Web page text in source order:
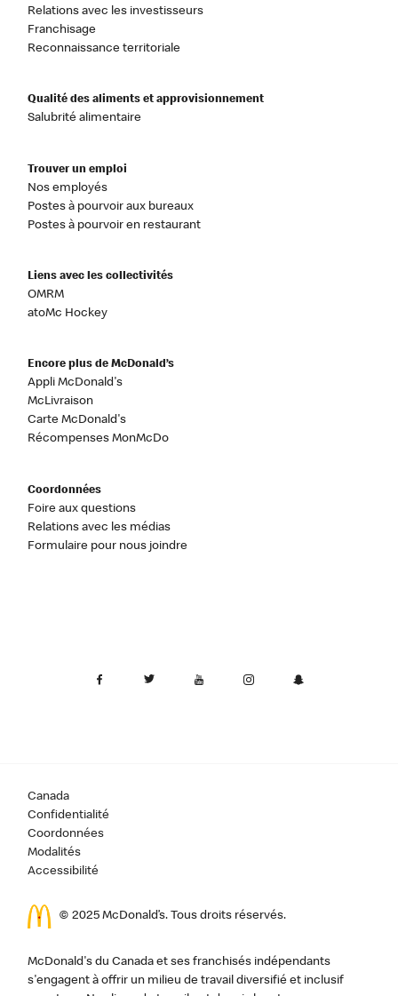
Relations avec les investisseurs
Franchisage
Reconnaissance territoriale
Qualité des aliments et approvisionnement
Salubrité alimentaire
Trouver un emploi
Nos employés
Postes à pourvoir aux bureaux
Postes à pourvoir en restaurant
Liens avec les collectivités
OMRM
atoMc Hockey
Encore plus de McDonald’s
Appli McDonald's
McLivraison
Carte McDonald's
Récompenses MonMcDo
Coordonnées
Foire aux questions
Relations avec les médias
Formulaire pour nous joindre
Canada
Confidentialité
Coordonnées
Modalités
Accessibilité
© 2025 McDonald’s. Tous droits réservés.
McDonald's du Canada et ses franchisés indépendants
s'engagent à offrir un milieu de travail diversifié et inclusif